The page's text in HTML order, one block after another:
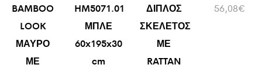
BAMBOO
LOOK
ΜΑΥΡΟ
ΜΕ
HM5071.01
ΜΠΛΕ
60x195x30
cm
ΔΙΠΛΟΣ
ΣΚΕΛΕΤΟΣ
ΜΕ
RATTAN
56,08€